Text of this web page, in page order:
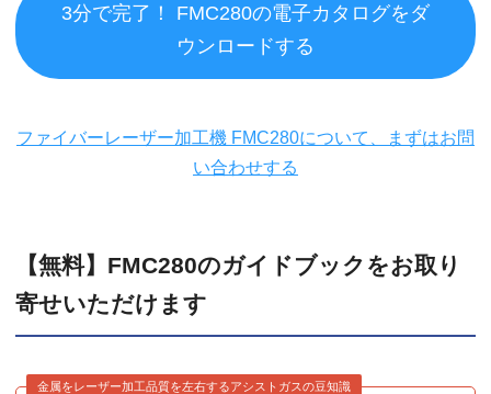
3分で完了！ FMC280の電子カタログをダ
ウンロードする
ファイバーレーザー加工機 FMC280について、まずはお問
い合わせする
【無料】FMC280のガイドブックをお取り
寄せいただけます
金属をレーザー加工品質を左右するアシストガスの豆知識